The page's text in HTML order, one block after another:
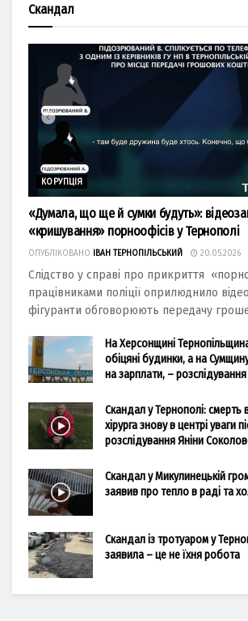
Скандал
КОРУПЦІЯ
«Думала, що ще й сумки будуть»:
«кришування» порноофісів у Тернополі
ОПУБЛІКОВАНО ІВАН ТЕРНОПІЛЬСЬКИЙ 20.05.2026
Слідство у справі про прикриття
працівниками поліції оприлюднило
фігуранти обговорюють передачу
На Херсонщині
обіцяні будинки, а на
на зарплати, – розслідування
Скандал у Тернополі: смерть
хірурга знову в центрі уваги
розслідування Яніни
Скандал у Микулинецькій
заявив про тепло в раді та
Скандал із тротуаром у
заявила – це не їхня робота